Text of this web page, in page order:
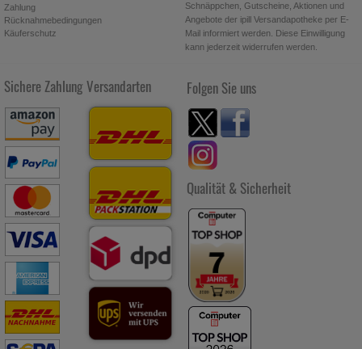
Zahlung
Rücknahmebedingungen
Käuferschutz
Schnäppchen, Gutscheine, Aktionen und
Angebote der ipill Versandapotheke per E-
Mail informiert werden. Diese Einwilligung
kann jederzeit widerrufen werden.
Sichere Zahlung Versandarten Folgen Sie uns
Qualität & Sicherheit